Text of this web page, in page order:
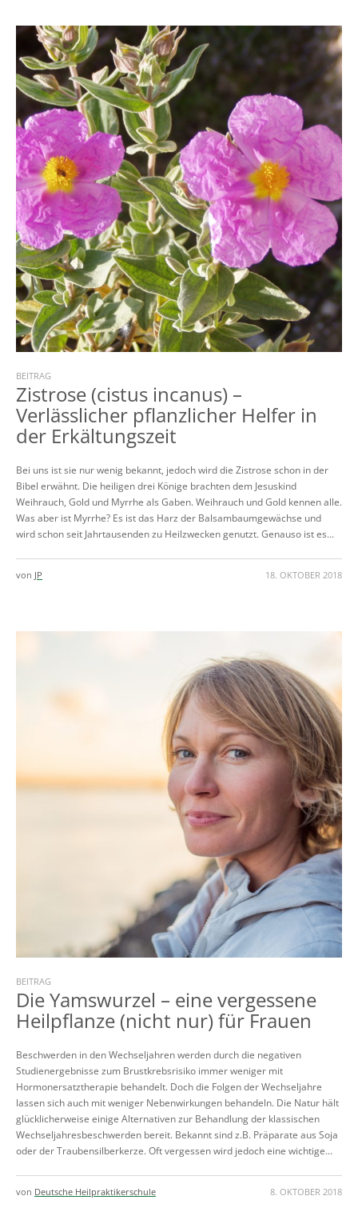
BEITRAG
Zistrose (cistus incanus) –
Verlässlicher pflanzlicher Helfer in
der Erkältungszeit
Bei uns ist sie nur wenig bekannt, jedoch wird die Zistrose schon in der
Bibel erwähnt. Die heiligen drei Könige brachten dem Jesuskind
Weihrauch, Gold und Myrrhe als Gaben. Weihrauch und Gold kennen alle.
Was aber ist Myrrhe? Es ist das Harz der Balsambaumgewächse und
wird schon seit Jahrtausenden zu Heilzwecken genutzt. Genauso ist es...
18. OKTOBER 2018
von JP
BEITRAG
Die Yamswurzel – eine vergessene
Heilpflanze (nicht nur) für Frauen
Beschwerden in den Wechseljahren werden durch die negativen
Studienergebnisse zum Brustkrebsrisiko immer weniger mit
Hormonersatztherapie behandelt. Doch die Folgen der Wechseljahre
lassen sich auch mit weniger Nebenwirkungen behandeln. Die Natur hält
glücklicherweise einige Alternativen zur Behandlung der klassischen
Wechseljahresbeschwerden bereit. Bekannt sind z.B. Präparate aus Soja
oder der Traubensilberkerze. Oft vergessen wird jedoch eine wichtige...
8. OKTOBER 2018
von Deutsche Heilpraktikerschule